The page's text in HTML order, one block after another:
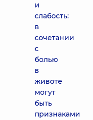
и
слабость:
в
сочетании
с
болью
в
животе
могут
быть
признаками